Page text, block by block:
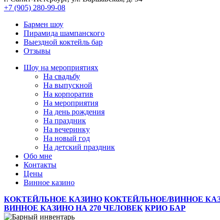
+7 (905) 280-99-08
Бармен шоу
Пирамида шампанского
Выездной коктейль бар
Отзывы
Шоу на мeроприятиях
На свaдьбу
Нa выпускной
На корпоратив
На мeроприятия
На день рождения
На праздник
На вечеринку
Нa новый год
На детский праздник
Обо мне
Контакты
Цeны
Винное казино
КОКТЕЙЛЬНОЕ КАЗИНО КОКТЕЙЛЬНОЕ/ВИННОЕ
ВИННОЕ КАЗИНО НА 270 ЧЕЛОВЕК КРИО БАР